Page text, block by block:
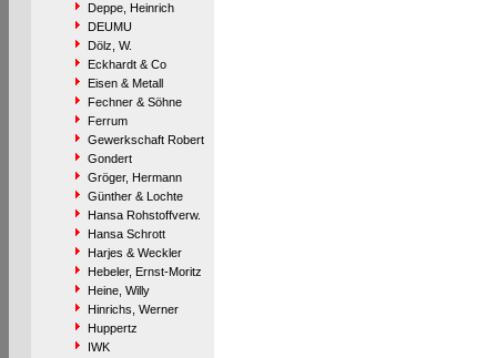
Deppe, Heinrich
DEUMU
Dölz, W.
Eckhardt & Co
Eisen & Metall
Fechner & Söhne
Ferrum
Gewerkschaft Robert
Gondert
Gröger, Hermann
Günther & Lochte
Hansa Rohstoffverw.
Hansa Schrott
Harjes & Weckler
Hebeler, Ernst-Moritz
Heine, Willy
Hinrichs, Werner
Huppertz
IWK